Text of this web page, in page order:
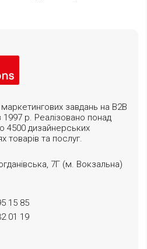
завдань на B2B
1997 р. Реалізовано понад
4500 дизайнерських
товарів та послуг.
7Г (м. Вокзальна)
15 85
01 19